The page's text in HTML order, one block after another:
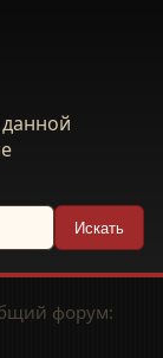
Искать
форум: